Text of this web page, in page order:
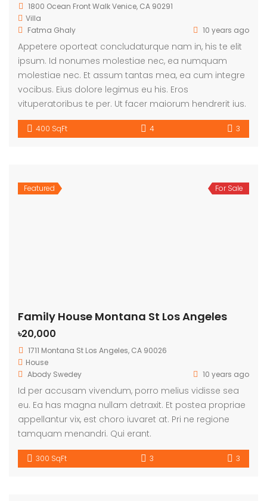
1800 Ocean Front Walk Venice, CA 90291
Villa
Fatma Ghaly
10 years ago
Appetere oporteat concludaturque nam in, his te elit
ipsum. Id nonumes molestiae nec, ea numquam
molestiae nec. Et assum tantas mea, ea cum integre
vocibus. Eius dolore legimus eu his. Eros
vituperatoribus te per. Ut facer maiorum hendrerit ius.
400 SqFt 4 3
Featured For Sale
Family House Montana St Los Angeles
৳20,000
1711 Montana St Los Angeles, CA 90026
House
Abody Swedey
10 years ago
Id per accusam vivendum, porro melius vidisse sea
eu. Ea has magna nullam detraxit. Et postea propriae
appellantur vix, est choro iuvaret at. Pri ne regione
tamquam menandri. Qui erant.
300 SqFt 3 3